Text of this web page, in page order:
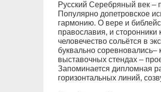
Русский Серебряный век –
Популярно допетровское
гармонию. О вере и
православия, и сторонники
человечество сольётся в
буквально
выставочных стендах –
Запоминается дипломная
горизонтальных линий,